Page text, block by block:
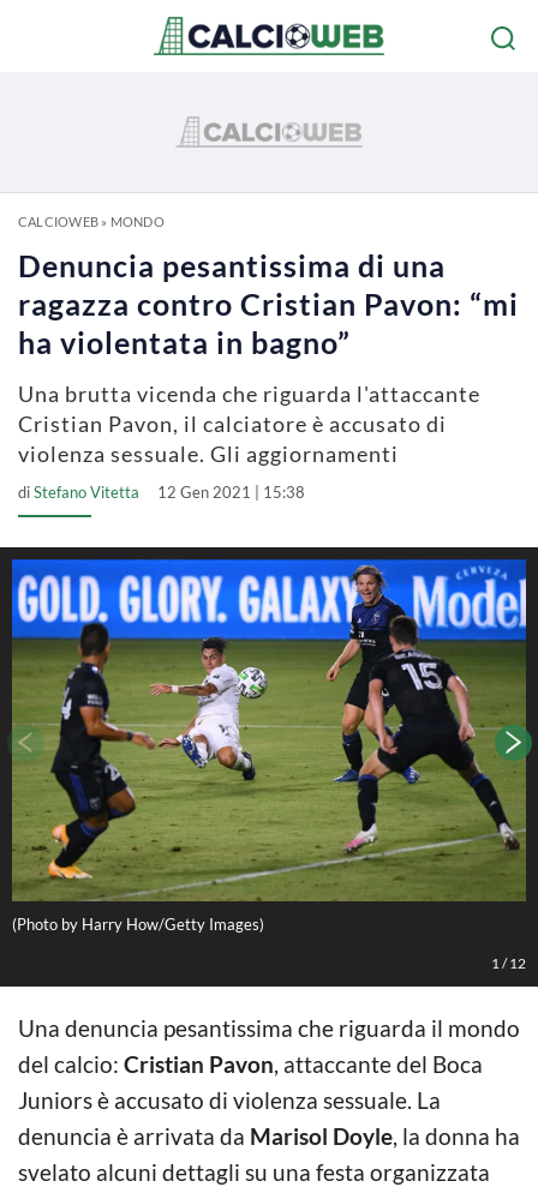
CALCIOWEB» MONDO
Denuncia pesantissima di una
ragazza contro Cristian Pavon: “mi
ha violentata in bagno”
Una brutta vicenda che riguarda l'attaccante
Cristian Pavon, il calciatore è accusato di
violenza sessuale. Gli aggiornamenti
diStefano Vitetta 12 Gen 2021 | 15:38
(Photo by Harry How/Getty Images)
1 /12
Una denuncia pesantissima che riguarda il mondo
del calcio: Cristian Pavon, attaccante del Boca
Juniors è accusato di violenza sessuale. La
denuncia è arrivata da Marisol Doyle, la donna ha
svelato alcuni dettagli su una festa organizzata